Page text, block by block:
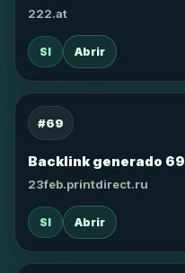
222.at
SI Abrir
#69
Backlink generado 69
23feb.printdirect.ru
SI Abrir